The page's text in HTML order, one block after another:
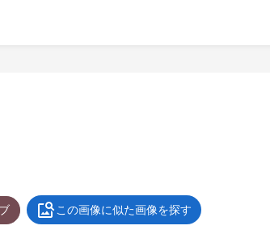
この画像に似た画像を探す